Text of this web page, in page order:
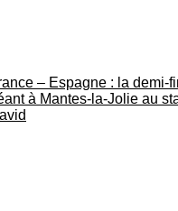
– Espagne : la demi-
à Mantes-la-Jolie au